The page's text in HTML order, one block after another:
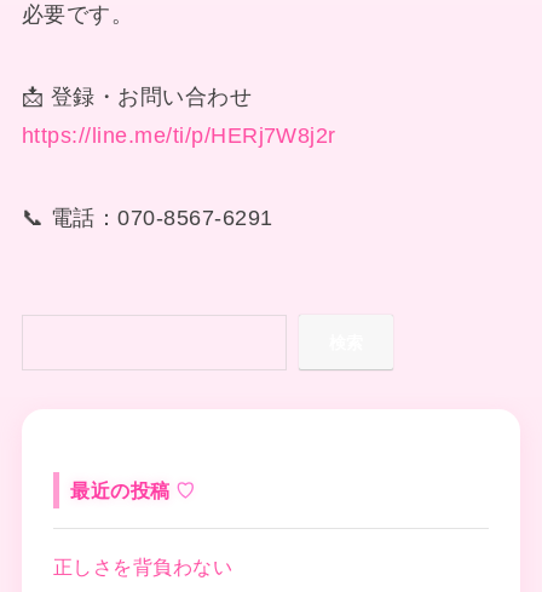
必要です。
📩 登録・お問い合わせ
https://line.me/ti/p/HERj7W8j2r
📞 電話：070-8567-6291
最近の投稿
正しさを背負わない